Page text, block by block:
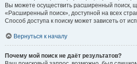
Вы можете осуществить расширенный поиск,
«Расширенный поиск», доступной на всех
Способ доступа к поиску может зависеть от
Вернуться к началу
Почему мой поиск не даёт результатов?